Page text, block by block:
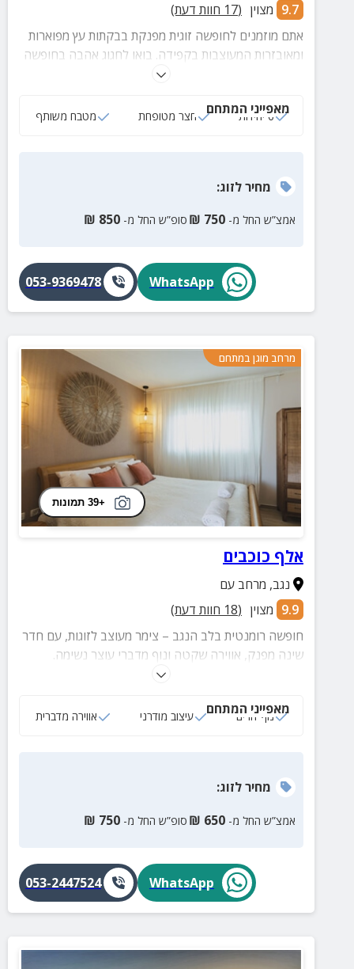
9.7 מצוין (
17 חוות דעת)
אתם מוזמנים לחופשה זוגית מפנקת בבקתות עץ מפוארות
ומאובזרות המעוצבות בקפידה. בואו לחגוג אהבה בחופשה
מאפייני המתחם
6 יחידות חצר מטופחת מטבח משותף
מחירלזוג:
אמצ”ש החל מ- 750
₪ סופ”ש החל מ- 850
₪
WhatsApp
053-9369478
מרחב מוגן במתחם
+39 תמונות
אלף כוכבים
נגב, מרחב עם
9.9 מצוין (
18 חוות דעת)
חופשה רומנטית בלב הנגב – צימר מעוצב לזוגות, עם חדר
שינה מפנק, אווירה שקטה ונוף מדברי עוצר נשימה.
מושלם להתנתקות אמיתית ושלווה זוגית.
מאפייני המתחם
נוף הרים עיצוב מודרני אווירה מדברית
מחירלזוג:
אמצ”ש החל מ- 650
₪ סופ”ש החל מ- 750
₪
WhatsApp
053-2447524